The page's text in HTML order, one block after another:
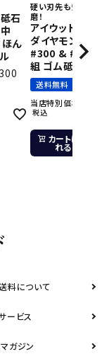
石
ん
硬い刃先も短時間で
磨！
アイウッド 片面
ダイヤモンド砥石
#300 & #800 2
組 ゴム砥石台付
送料無料
当店特別価格
税込
カートに入
れる
料について
ービス
ガジン